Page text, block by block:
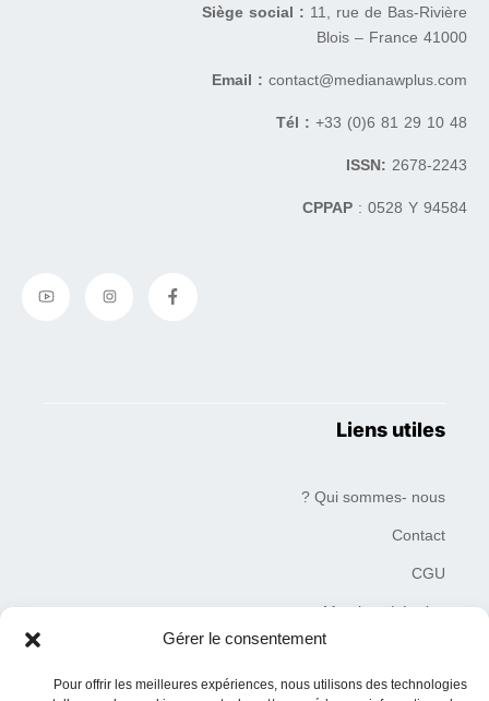
Gérer le consentement
Pour offrir les meilleures expériences, nous utilisons des technologies
Siège social : 11, rue de Bas-Rivière
41000 Blois – France
Email : contact@medianawplus.com
Tél : +33 (0)6 81 29 10 48
ISSN: 2678-2243
CPPAP : 0528 Y 94584
Liens utiles
Qui sommes- nous ?
Contact
CGU
Mentions Légales
Charte de déontologie